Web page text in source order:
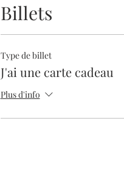
Billets
Type de billet
J'ai une carte cadeau
Plus d'info